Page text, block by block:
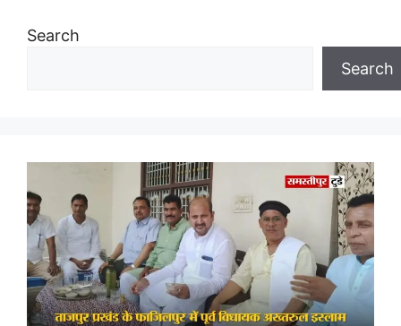
Search
Search